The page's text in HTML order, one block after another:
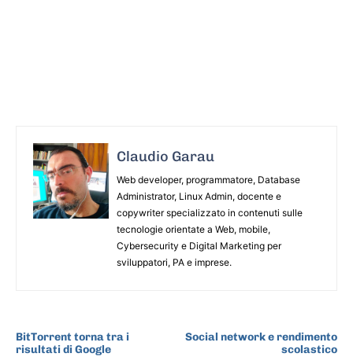
Claudio Garau
Web developer, programmatore, Database
Administrator, Linux Admin, docente e
copywriter specializzato in contenuti sulle
tecnologie orientate a Web, mobile,
Cybersecurity e Digital Marketing per
sviluppatori, PA e imprese.
BitTorrent torna tra i
risultati di Google
Social network e rendimento
scolastico